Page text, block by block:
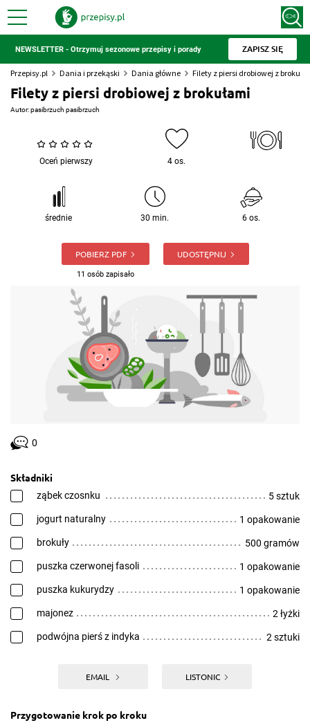
NEWSLETTER - Otrzymuj sezonowe przepisy i porady ZAPISZ SIĘ
Przepisy.pl Dania i przekąski Dania główne Filety z piersi drobiowej z
Filety z piersi drobiowej z brokułami
Autor:pasibrzuch pasibrzuch
Oceń pierwszy 4 os.
średnie 30 min. 6 os.
POBIERZ PDF
11 osób zapisało
UDOSTĘPNIJ
0
Składniki
ząbek czosnku 5 sztuk
jogurt naturalny 1 opakowanie
brokuły 500 gramów
puszka czerwonej fasoli 1 opakowanie
puszka kukurydzy 1 opakowanie
majonez 2 łyżki
podwójna pierś z indyka 2 sztuki
EMAIL LISTONIC
Przygotowanie krok po kroku